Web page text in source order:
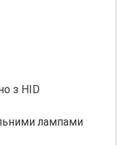
з HID
лампами